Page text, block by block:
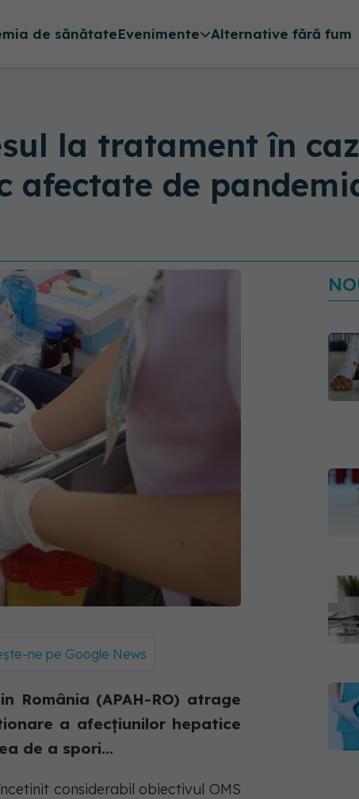
de sănătateEvenimente Alternative fără fum
la tratament în
de
ne pe Google News
România (APAH-RO) atrage
a afecțiunilor hepatice
de a spori...
considerabil obiectivul OMS